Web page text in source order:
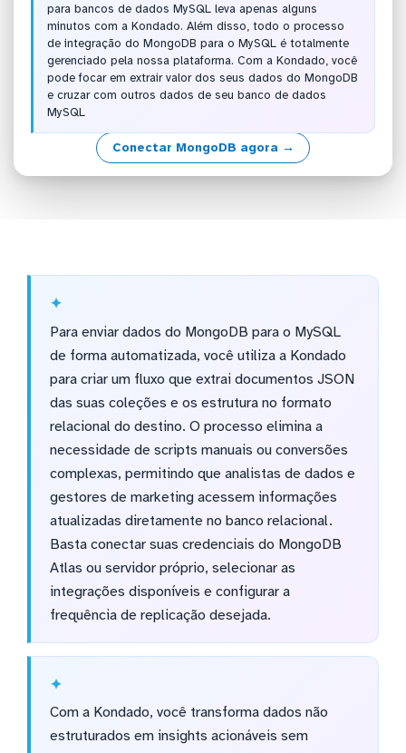
para bancos de dados MySQL leva apenas alguns
minutos com a Kondado. Além disso, todo o processo
de integração do MongoDB para o MySQL é totalmente
gerenciado pela nossa plataforma. Com a Kondado, você
pode focar em extrair valor dos seus dados do MongoDB
e cruzar com outros dados de seu banco de dados
MySQL
Conectar MongoDB agora →
Para enviar dados do MongoDB para o MySQL
de forma automatizada, você utiliza a Kondado
para criar um fluxo que extrai documentos JSON
das suas coleções e os estrutura no formato
relacional do destino. O processo elimina a
necessidade de scripts manuais ou conversões
complexas, permitindo que analistas de dados e
gestores de marketing acessem informações
atualizadas diretamente no banco relacional.
Basta conectar suas credenciais do MongoDB
Atlas ou servidor próprio, selecionar as
integrações disponíveis e configurar a
frequência de replicação desejada.
Com a Kondado, você transforma dados não
estruturados em insights acionáveis sem